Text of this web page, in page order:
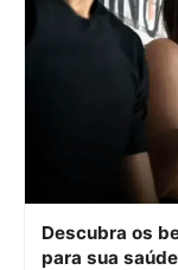
Descubra os
para sua saúde